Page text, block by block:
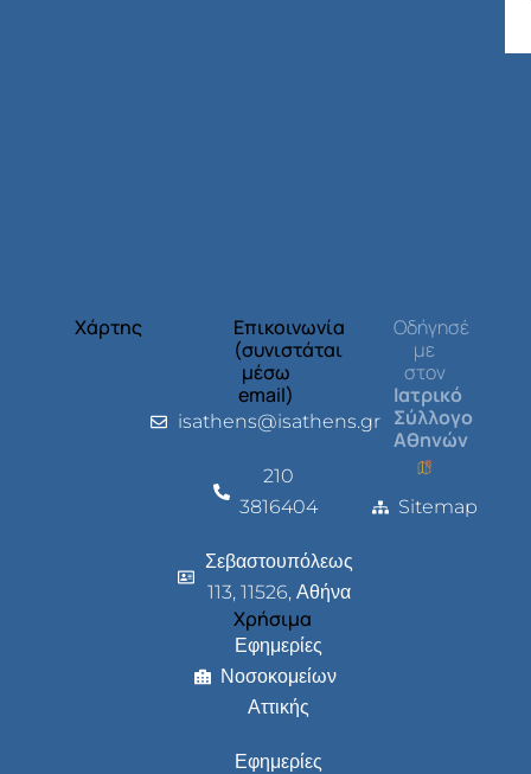
Χάρτης
Επικοινωνία
(συνιστάται
μέσω
email)
isathens@isathens.gr
210
3816404
Σεβαστουπόλεως
113, 11526, Αθήνα
Χρήσιμα
Εφημερίες
Νοσοκομείων
Αττικής
Εφημερίες
Οδήγησέ
με
στον
Ιατρικό
Σύλλογο
Αθηνών
Sitemap